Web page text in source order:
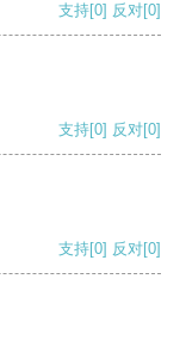
支持[0] 反对[0]
支持[0] 反对[0]
支持[0] 反对[0]